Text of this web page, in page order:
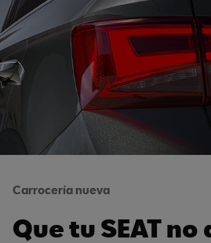
Carrocería nueva
Que tu SEAT